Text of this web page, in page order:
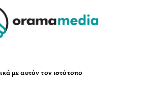
με αυτόν τον ιστότοπο